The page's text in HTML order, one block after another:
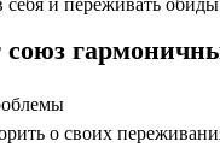
и переживать
союз
о своих